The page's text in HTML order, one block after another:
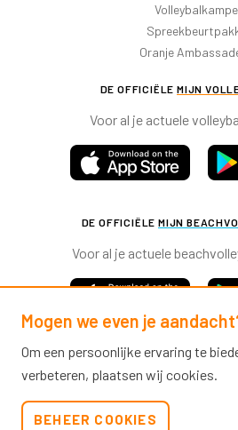
Oranje
DE OFFICIËLE MIJN
Voor al je actuele
DE OFFICIËLE MIJN
Voor al je actuele
Mogen we even je
Om een persoonlijke ervaring te
verbeteren, plaatsen wij cookies.
BEHEER COOKIES